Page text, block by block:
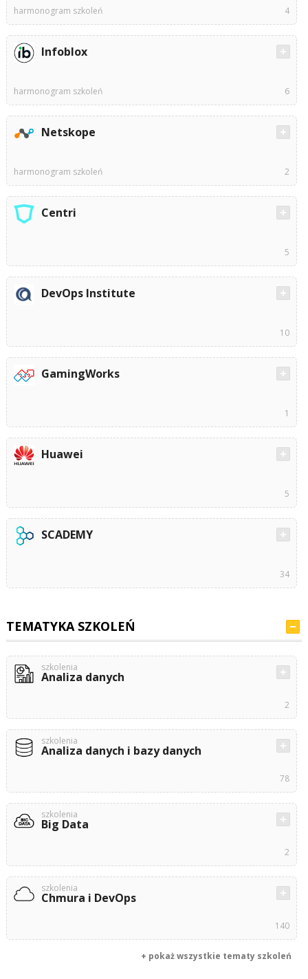
harmonogram szkoleń 4
Infoblox
harmonogram szkoleń 6
Netskope
harmonogram szkoleń 2
Centri
5
DevOps Institute
10
GamingWorks
1
Huawei
5
SCADEMY
34
TEMATYKA SZKOLEŃ
szkolenia
Analiza danych
2
szkolenia
Analiza danych i bazy danych
78
szkolenia
Big Data
2
szkolenia
Chmura i DevOps
140
+ pokaż wszystkie tematy szkoleń